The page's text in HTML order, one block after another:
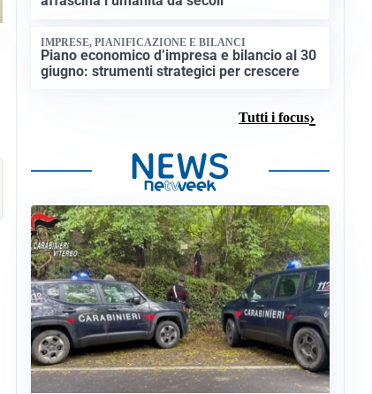
IMPRESE, PIANIFICAZIONE E BILANCI
Piano economico d’impresa e bilancio al 30
giugno: strumenti strategici per crescere
Tutti i focus